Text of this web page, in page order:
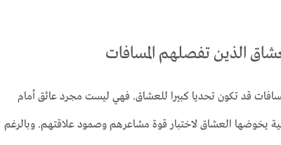
الذين تفصلهم المسافات
قد تكون تحديا كبيرا للعشاق. فهي ليست مجرد عائق أمام
العشاق لاختبار قوة مشاعرهم وصمود علاقتهم. وبالرغم